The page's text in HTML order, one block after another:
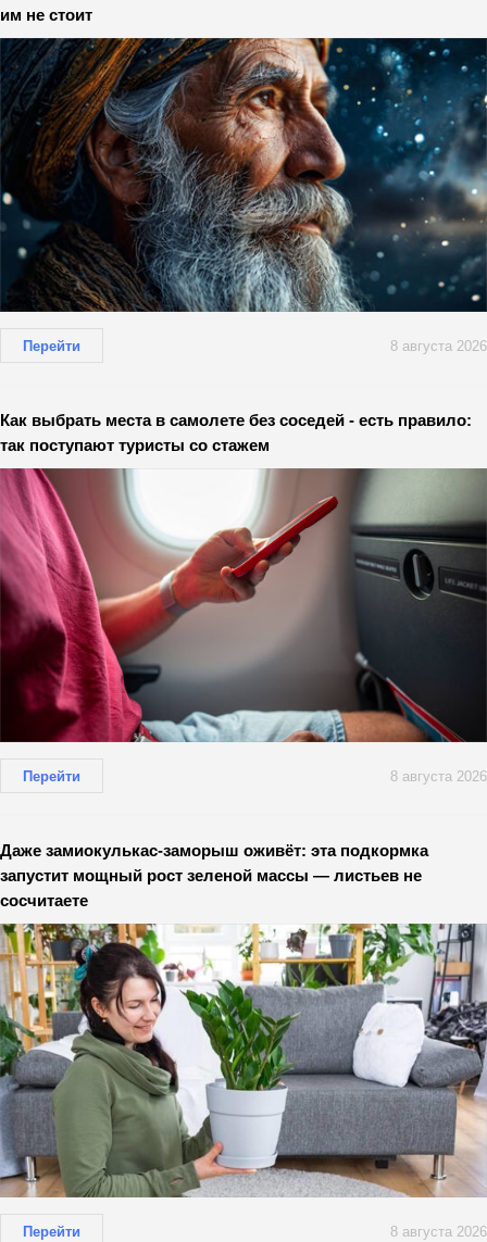
им не стоит
Перейти 8 августа 2026
Как выбрать места в самолете без соседей - есть правило:
так поступают туристы со стажем
Перейти 8 августа 2026
Даже замиокулькас-заморыш оживёт: эта подкормка
запустит мощный рост зеленой массы — листьев не
сосчитаете
Перейти 8 августа 2026